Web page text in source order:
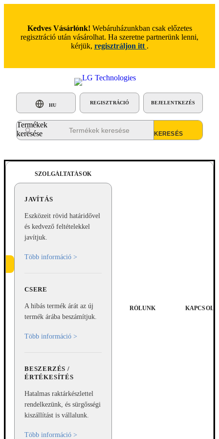
Kedves Vásárlónk! Webáruházunkban csak előzetes
regisztráció után vásárolhat. Ha szeretne partnerünk lenni,
kérjük, regisztráljon itt .
REGISZTRÁCIÓ BEJELENTKEZÉS
HU
Termékek
keresése
SZOLGÁLTATÁSOK
JAVÍTÁS
Eszközeit rövid határidővel
és kedvező feltételekkel
javítjuk.
Több információ >
CSERE
A hibás termék árát az új
termék árába beszámítjuk.
Több információ >
BESZERZÉS /
ÉRTÉKESÍTÉS
Hatalmas raktárkészlettel
rendelkezünk, és sürgősségi
kiszállítást is vállalunk.
Több információ >
RÓLUNK